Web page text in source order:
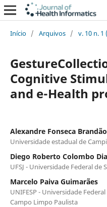
Início / Arquivos / v. 10 n. 1
Cognitive
and e-Health
Alexandre Fonseca Brandão
Universidade estadual de
Diego Roberto Colombo
UFSJ - Universidade Federal de
Marcelo Paiva Guimarães
UNIFESP - Universidade
Campo Limpo Paulista